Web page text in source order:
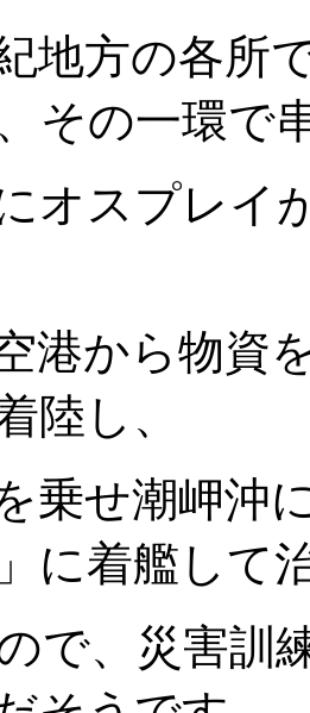
地方の各所
その一環で
オスプレイ
港から物資
陸し、
乗せ潮岬沖
に着艦して
で、災害訓